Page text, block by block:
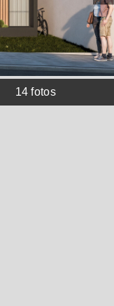
14 fotos